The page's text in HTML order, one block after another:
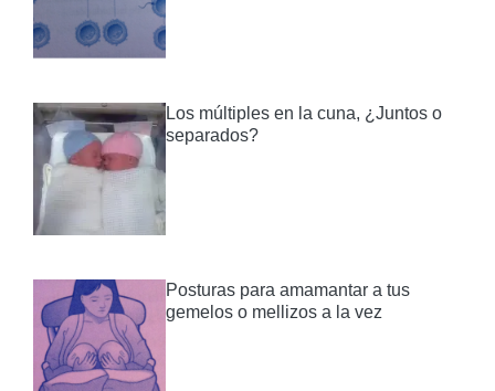
Los múltiples en la cuna, ¿Juntos o
separados?
Posturas para amamantar a tus
gemelos o mellizos a la vez